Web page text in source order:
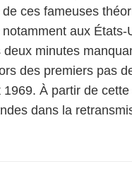
ces fameuses
aux États-
deux minutes
des premiers pas
1969. À partir de
dans la